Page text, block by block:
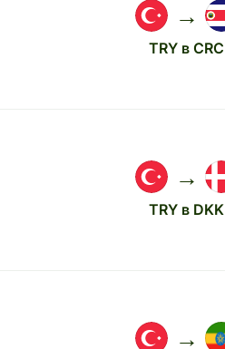
→
TRY в CRC
→
TRY в DKK
→